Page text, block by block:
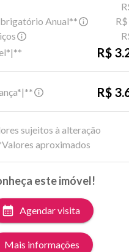
Anual**
R$
R$
sujeitos à alteração
aproximados
este imóvel!
Agendar visita
Mais informações